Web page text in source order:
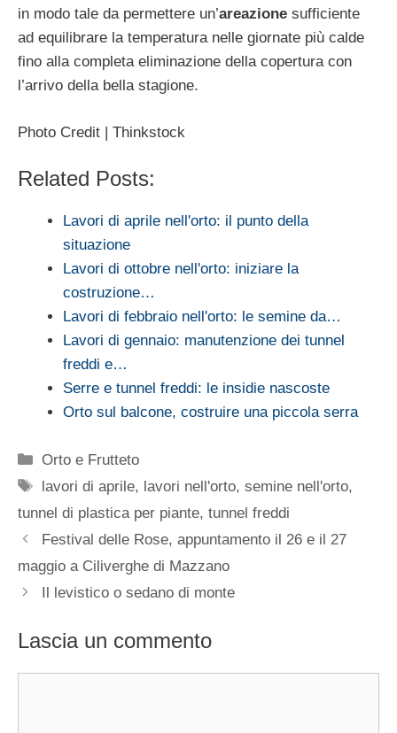
in modo tale da permettere un’areazione sufficiente
ad equilibrare la temperatura nelle giornate più calde
fino alla completa eliminazione della copertura con
l’arrivo della bella stagione.
Photo Credit | Thinkstock
Related Posts:
Lavori di aprile nell'orto: il punto della
situazione
Lavori di ottobre nell'orto: iniziare la
costruzione…
Lavori di febbraio nell'orto: le semine da…
Lavori di gennaio: manutenzione dei tunnel
freddi e…
Serre e tunnel freddi: le insidie nascoste
Orto sul balcone, costruire una piccola serra
Categorie
Orto e Frutteto
Tag
lavori di aprile, lavori nell'orto,semine nell'orto,
tunnel di plastica per piante, tunnel freddi
Festival delle Rose, appuntamento il 26 e il 27
maggio a Ciliverghe di Mazzano
Il levistico o sedano di monte
Lascia un commento